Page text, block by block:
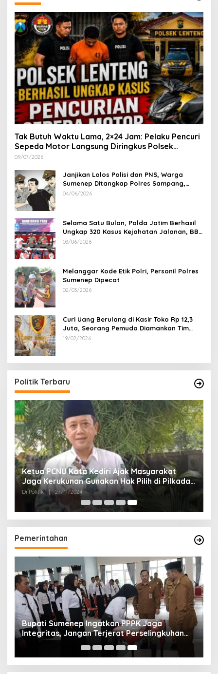
Tak Butuh Waktu Lama, 2×24 Jam: Pelaku Pencuri
Sepeda Motor Langsung Diringkus Polsek
Lenteng di Wilayah Manding
09/07/2026
Janjikan Lolos Polisi dan PNS, Warga
Sumenep Ditangkap Polres Sampang,
Korban Rugi Rp 600 juta
04/06/2026
Selama Satu Bulan, Polda Jatim Berhasil
Ungkap 320 Kasus Kejahatan Jalanan, BB
100 Sepeda Motor dan 12 Mobil Diamankan
03/06/2026
Melanggar Kode Etik Polri, Personil Polres
Sumenep Dipecat
02/03/2026
Curi Uang Berulang di Kasir Toko Rp 12,3
Juta, Seorang Pemuda Diamankan Tim
Reskrim Polsek Lenteng Sumenep
19/02/2026
Politik Terbaru
Ketua PCNU Kota Kediri Ajak Masyarakat
Jaga Kerukunan Gunakan Hak Pilih di Pilkada
2024
Di Politik | 27/11/2024
Pemerintahan
Bupati Sumenep Ingatkan PPPK Jaga
Integritas, Jangan Terjerat Perselingkuhan
dan Judi Online